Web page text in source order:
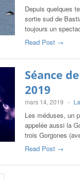
Depuis quelques
sortie sud de
toujours un
Read Post →
Séance
2019
mars 14, 2019 -
Les méduses, un
appelée aussi la
trois Gorgones
Read Post →